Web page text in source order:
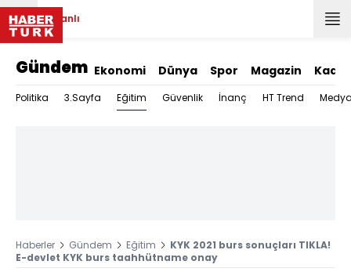
Canlı
Gündem Ekonomi Dünya Spor Magazin Kadın
Politika 3.Sayfa Eğitim Güvenlik İnanç HT Trend
Haberler Gündem Eğitim
KYK 2021 burs sonuçları TIKLA!
E-devlet KYK burs taahhütname onay